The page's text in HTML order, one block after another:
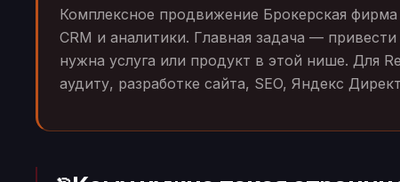
Комплексное продвижение Брокерская
CRM и аналитики. Главная задача —
нужна услуга или продукт в этой нише. Для
аудиту, разработке сайта, SEO, Яндекс